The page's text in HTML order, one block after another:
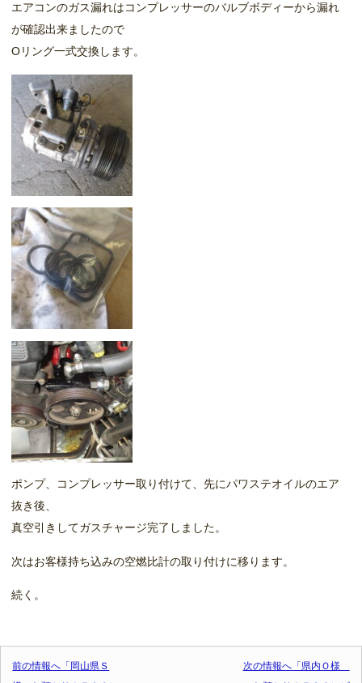
エアコンのガス漏れはコンプレッサーのバルブボディーから漏れ
が確認出来ましたので
Oリング一式交換します。
ポンプ、コンプレッサー取り付けて、先にパワステオイルのエア
抜き後、
真空引きしてガスチャージ完了しました。
次はお客様持ち込みの空燃比計の取り付けに移ります。
続く。
前の情報へ「岡山県Ｓ
次の情報へ「県内Ｏ様